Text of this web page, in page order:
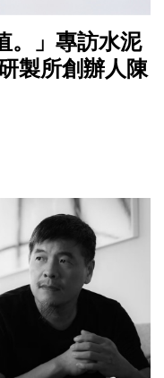
。」專訪水泥
製所創辦人陳